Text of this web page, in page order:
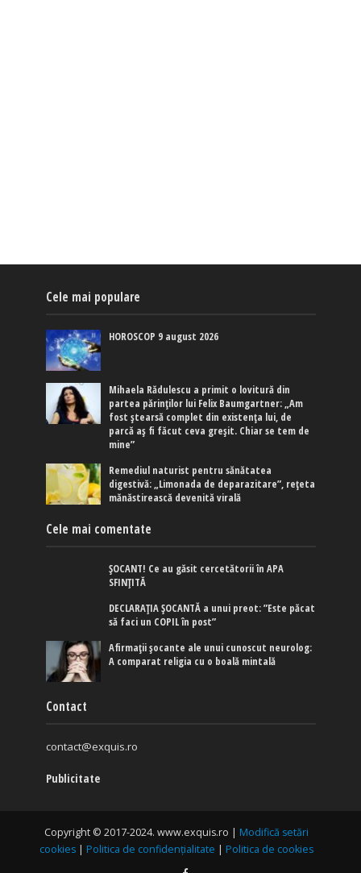
Cele mai populare
HOROSCOP 9 august 2026
Mihaela Rădulescu a primit o lovitură din
partea părinților lui Felix Baumgartner: „Am
fost ștearsă complet din existența lui, de
parcă aș fi făcut ceva greșit. Chiar se tem de
mine”
Remediul naturist pentru sănătatea
digestivă: „Limonada de deparazitare”, rețeta
mănăstirească devenită virală
Cele mai comentate
ȘOCANT! Ce au găsit cercetătorii în APA
SFINȚITĂ
DECLARAȚIA ȘOCANTĂ a unui preot: ”Este păcat
să faci un COPIL în post”
Afirmaţii şocante ale unui cunoscut neurolog:
A comparat religia cu o boală mintală
Contact
contact@exquis.ro
Publicitate
Copyright © 2017-2024. www.exquis.ro | Modifică setări
cookies | Politica de confidențialitate | Politica de cookies